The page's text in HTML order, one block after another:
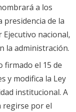
a los
de la
nacional,
la administración.
firmado el 15 de
y modifica la Ley
institucional. A
regirse por el